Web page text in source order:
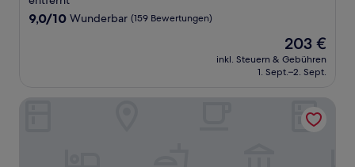
9.0
9,0/10 Wunderbar (159 Bewertungen)
Der
Preis
beträgt
203 €
inkl. Steuern & Gebühren
1. Sept.–2. Sept.